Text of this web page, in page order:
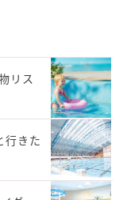
リス
行きた